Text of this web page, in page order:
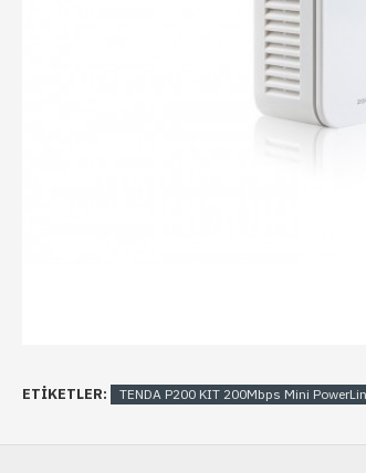
ETIKETLER: TENDA P200 KIT 200Mbps Mini